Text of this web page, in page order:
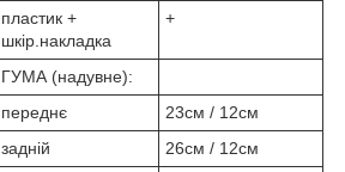
пластик +
шкір.накладка
+
ГУМА (надувне):
переднє
23см / 12см
задній
26см / 12см